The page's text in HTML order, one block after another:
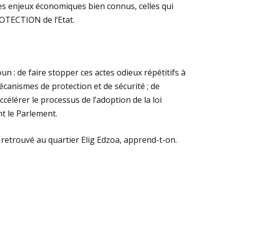
enjeux économiques bien connus, celles qui
de l’Etat.
: de faire stopper ces actes odieux répétitifs à
de protection et de sécurité ; de
le processus de l’adoption de la loi
le Parlement.
au quartier Elig Edzoa, apprend-t-on.